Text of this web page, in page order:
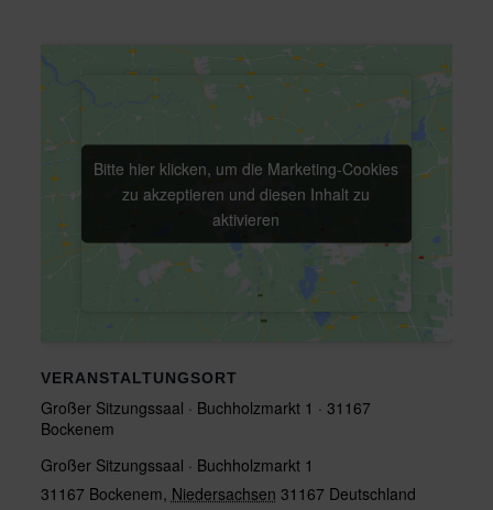
VERANSTALTUNGSORT
Großer Sitzungssaal · Buchholzmarkt 1 · 31167
Bockenem
Großer Sitzungssaal · Buchholzmarkt 1
31167 Bockenem, Niedersachsen 31167 Deutschland
Bitte hier klicken, um die Marketing-Cookies
zu akzeptieren und diesen Inhalt zu
aktivieren
Bitte hier klicken, um die Marketing-Cookies
zu akzeptieren und diesen Inhalt zu
aktivieren